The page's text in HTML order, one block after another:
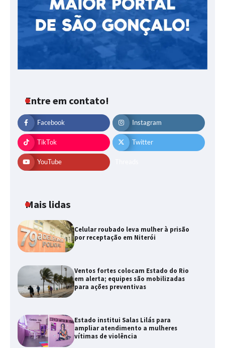
Entre em contato!
Facebook Instagram
TikTok Twitter
YouTube
Mais lidas
Celular roubado leva mulher à prisão
por receptação em Niterói
Ventos fortes colocam Estado do Rio
em alerta; equipes são mobilizadas
para ações preventivas
Estado institui Salas Lilás para
ampliar atendimento a mulheres
vítimas de violência